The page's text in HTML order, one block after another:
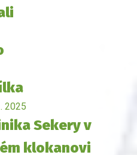
2025
Sekery v
klokanovi